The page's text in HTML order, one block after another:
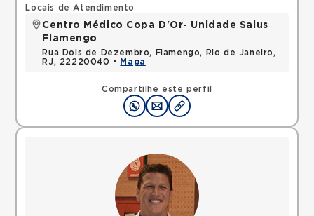
Compartilhe este perfil
Locais de Atendimento
Centro Médico Copa D'Or- Unidade Salus
Flamengo
Rua Dois de Dezembro, Flamengo, Rio de Janeiro,
RJ, 22220040 •
Mapa